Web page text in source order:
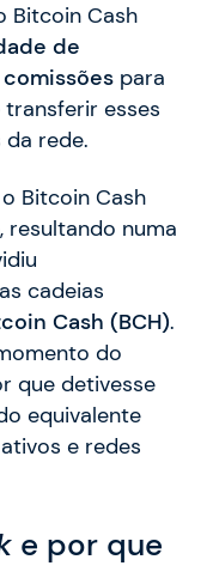
Bitcoin Cash
de
para
esses
rede.
Bitcoin Cash
numa
cadeias
Cash (BCH).
do
que detivesse
equivalente
e redes
e por que